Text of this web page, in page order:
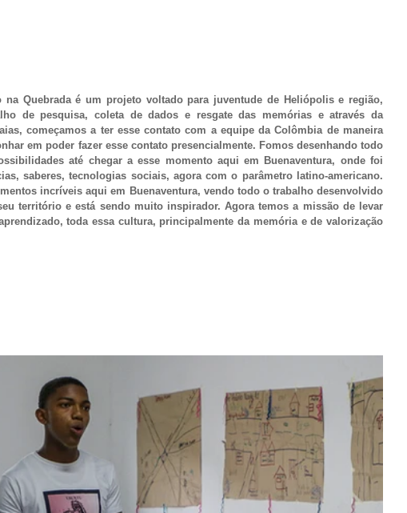
na Quebrada é um projeto voltado para juventude de Heliópolis e região,
de pesquisa, coleta de dados e resgate das memórias e através da
começamos a ter esse contato com a equipe da Colômbia de maneira
em poder fazer esse contato presencialmente. Fomos desenhando todo
até chegar a esse momento aqui em Buenaventura, onde foi
saberes, tecnologias sociais, agora com o parâmetro latino-americano.
incríveis aqui em Buenaventura, vendo todo o trabalho desenvolvido
território e está sendo muito inspirador. Agora temos a missão de levar
toda essa cultura, principalmente da memória e de valorização